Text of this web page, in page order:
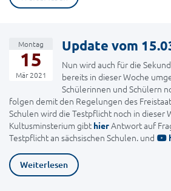
Montag
15
Mär 2021
Update vom
Nun wird auch für die
bereits in dieser Woche
Schülerinnen und Schülern
folgen demit den Regelungen des
Schulen wird die Testpflicht noch in dieser
Kultusminsterium gibt hierAntwort auf
Testpflicht an sächsischen Schulen. und
Weiterlesen